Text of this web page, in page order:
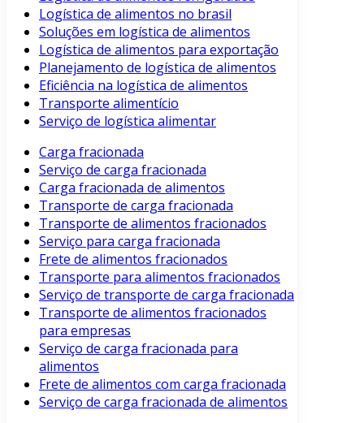
Logística de alimentos no brasil
Soluções em logística de alimentos
Logística de alimentos para exportação
Planejamento de logística de alimentos
Eficiência na logística de alimentos
Transporte alimentício
Serviço de logística alimentar
Carga fracionada
Serviço de carga fracionada
Carga fracionada de alimentos
Transporte de carga fracionada
Transporte de alimentos fracionados
Serviço para carga fracionada
Frete de alimentos fracionados
Transporte para alimentos fracionados
Serviço de transporte de carga fracionada
Transporte de alimentos fracionados
para empresas
Serviço de carga fracionada para
alimentos
Frete de alimentos com carga fracionada
Serviço de carga fracionada de alimentos